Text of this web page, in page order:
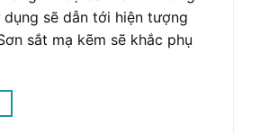
sẽ dẫn tới hiện tượng
sắt mạ kẽm sẽ khắc phụ